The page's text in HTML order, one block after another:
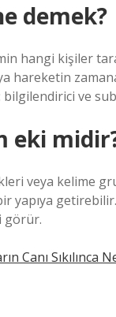
demek?
hangi kişiler
hareketin
bilgilendirici ve
eki
veya kelime
yapıya
görür.
Canı Sıkılınca